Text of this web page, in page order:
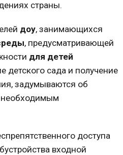
страны.
доу, занимающихся
, предусматривающей
для детей
детского сада и получение
задумываются об
доступа
входной